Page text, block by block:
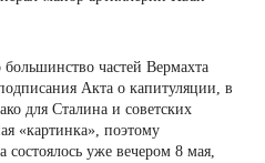
частей Вермахта
Акта о капитуляции, в
для Сталина и советских
«картинка», поэтому
состоялось уже вечером 8 мая,